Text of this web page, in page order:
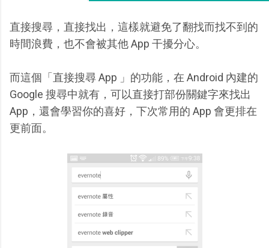
直接搜尋，直接找出，這樣就避免了翻找而找不到的
時間浪費，也不會被其他 App 干擾分心。
而這個「直接搜尋 App 」的功能，在 Android 內建的
Google 搜尋中就有，可以直接打部份關鍵字來找出
App，還會學習你的喜好，下次常用的 App 會更排在
更前面。